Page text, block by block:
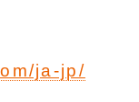
ja-jp/